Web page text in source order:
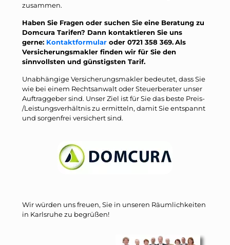
zusammen.
Haben Sie Fragen oder suchen Sie eine Beratung zu
Domcura Tarifen? Dann kontaktieren Sie uns
gerne: Kontaktformular oder 0721 358 369.Als
Versicherungsmakler finden wir für Sie den
sinnvollsten und günstigsten Tarif.
Unabhängige Versicherungsmakler bedeutet, dass Sie
wie bei einem Rechtsanwalt oder Steuerberater unser
Auftraggeber sind. Unser Ziel ist für Sie das beste Preis-
/Leistungsverhältnis zu ermitteln, damit Sie entspannt
und sorgenfrei versichert sind.
Wir würden uns freuen, Sie in unseren Räumlichkeiten
in Karlsruhe zu begrüßen!